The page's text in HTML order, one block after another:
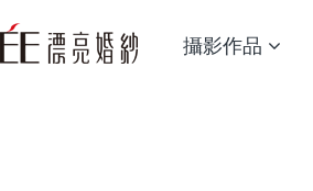
攝影作品